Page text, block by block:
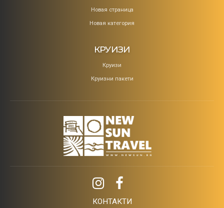
Новая страница
Новая категория
КРУИЗИ
Круизи
Круизни пакети
КОНТАКТИ